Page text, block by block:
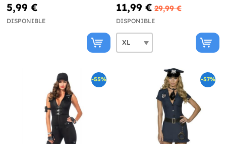
5,99 €
DISPONIBLE
11,99 € 29,99 €
DISPONIBLE
-55% -57%